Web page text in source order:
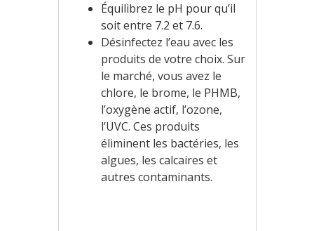
Équilibrez le pH pour qu’il
soit entre 7.2 et 7.6.
Désinfectez l’eau avec les
produits de votre choix. Sur
le marché, vous avez le
chlore, le brome, le PHMB,
l’oxygène actif, l’ozone,
l’UVC. Ces produits
éliminent les bactéries, les
algues, les calcaires et
autres contaminants.